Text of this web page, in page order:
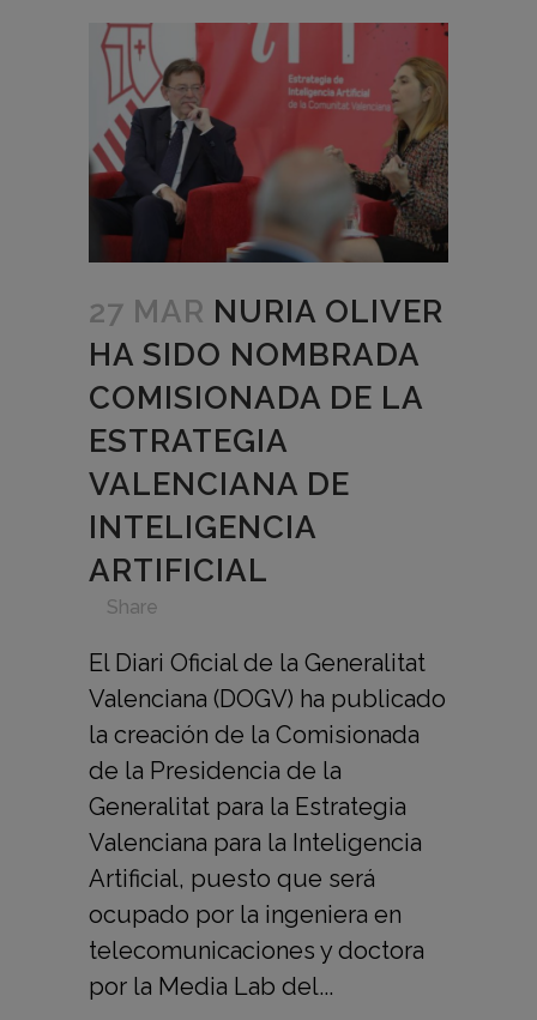
27 MAR NURIA OLIVER
HA SIDO NOMBRADA
COMISIONADA DE LA
ESTRATEGIA
VALENCIANA DE
INTELIGENCIA
ARTIFICIAL
Share
El Diari Oficial de la Generalitat
Valenciana (DOGV) ha publicado
la creación de la Comisionada
de la Presidencia de la
Generalitat para la Estrategia
Valenciana para la Inteligencia
Artificial, puesto que será
ocupado por la ingeniera en
telecomunicaciones y doctora
por la Media Lab del...